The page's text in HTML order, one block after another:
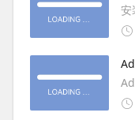
中
载
安
复
破
年